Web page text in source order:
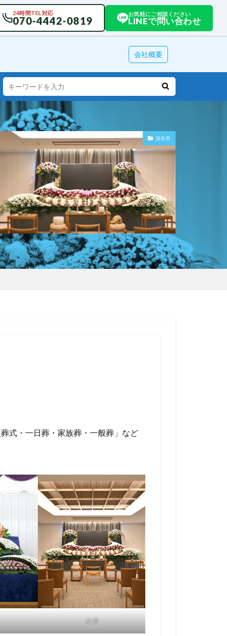
24時間TEL対応
070-4442-0819
お気軽にご相談ください
LINEで問い合わせ
会社概要
深谷市
式・一日葬・家族葬・一般葬」など
祭壇